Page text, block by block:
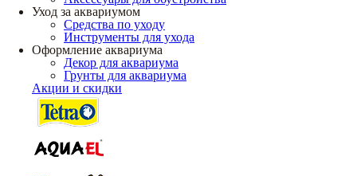
Уход за аквариумом
Средства по уходу
Инструменты для ухода
Оформление аквариума
Декор для аквариума
Грунты для аквариума
Акции и скидки